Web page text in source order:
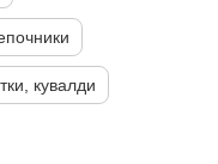
кувалди